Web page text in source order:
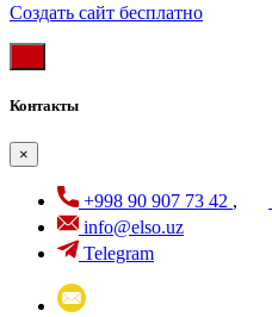
Создать cайт бесплатно
Контакты
×
+998 90 907 73 42 ,
info@elso.uz
Telegram